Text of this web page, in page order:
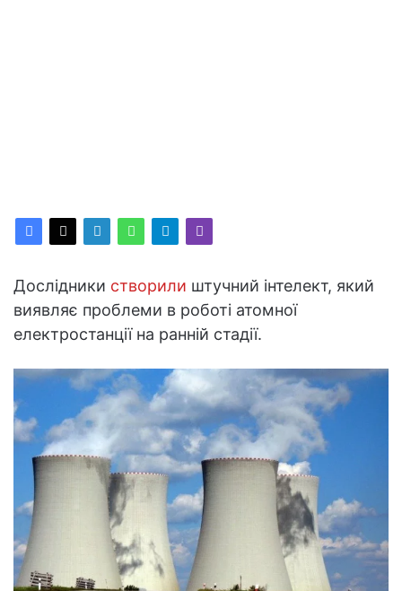
Дослідники створили штучний інтелект, який
виявляє проблеми в роботі атомної
електростанції на ранній стадії.